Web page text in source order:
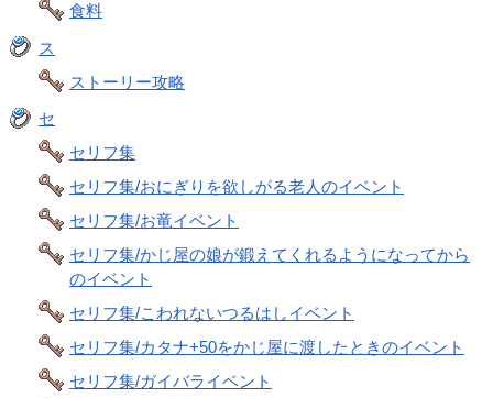
食料
ス
ストーリー攻略
セ
セリフ集
セリフ集/おにぎりを欲しがる老人のイベント
セリフ集/お竜イベント
セリフ集/かじ屋の娘が鍛えてくれるようになってから
のイベント
セリフ集/こわれないつるはしイベント
セリフ集/カタナ+50をかじ屋に渡したときのイベント
セリフ集/ガイバライベント